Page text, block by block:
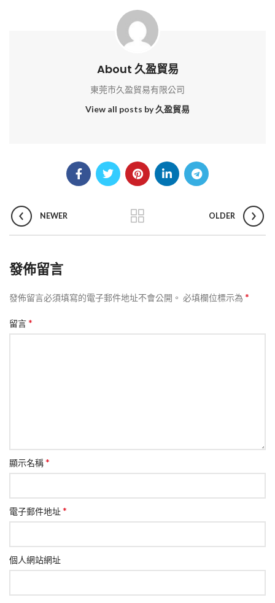
About 久盈貿易
東莞市久盈貿易有限公司
View all posts by 久盈貿易
NEWER OLDER
發佈留言
發佈留言必須填寫的電子郵件地址不會公開。 必填欄位標示為 *
留言*
顯示名稱*
電子郵件地址*
個人網站網址